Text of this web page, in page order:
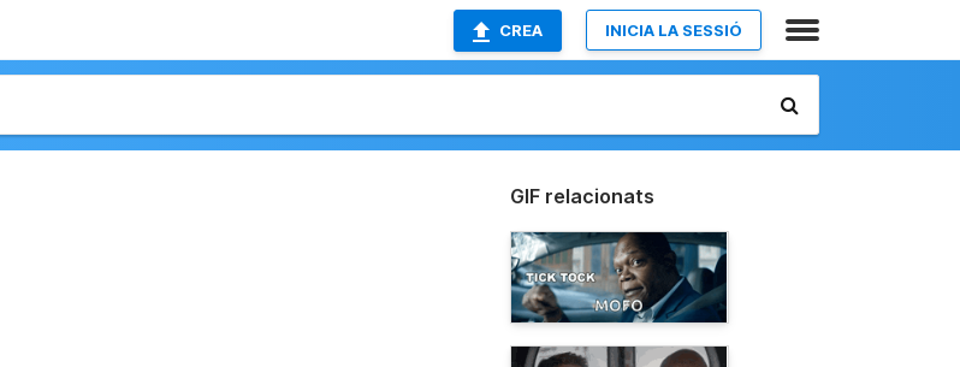
CREA INICIA LA SESSIÓ
GIF relacionats